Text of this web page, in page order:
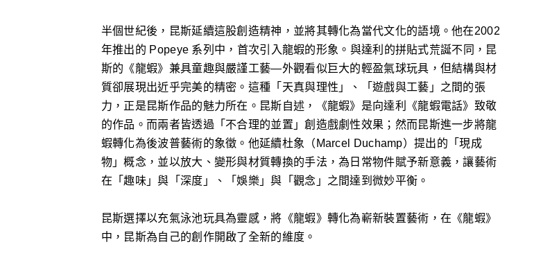
半個世紀後，昆斯延續這股創造精神，並將其轉化為當代文化的語境。他在2002
年推出的 Popeye 系列中，首次引入龍蝦的形象。與達利的拼貼式荒誕不同，昆
斯的《龍蝦》兼具童趣與嚴謹工藝—外觀看似巨大的輕盈氣球玩具，但結構與材
質卻展現出近乎完美的精密。這種「天真與理性」、「遊戲與工藝」之間的張
力，正是昆斯作品的魅力所在。昆斯自述，《龍蝦》是向達利《龍蝦電話》致敬
的作品。而兩者皆透過「不合理的並置」創造戲劇性效果；然而昆斯進一步將龍
蝦轉化為後波普藝術的象徵。他延續杜象（Marcel Duchamp）提出的「現成
物」概念，並以放大、變形與材質轉換的手法，為日常物件賦予新意義，讓藝術
在「趣味」與「深度」、「娛樂」與「觀念」之間達到微妙平衡。
昆斯選擇以充氣泳池玩具為靈感，將《龍蝦》轉化為嶄新裝置藝術，在《龍蝦》
中，昆斯為自己的創作開啟了全新的維度。